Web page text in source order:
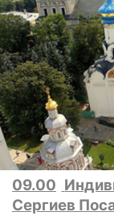
09.00
Сергиев